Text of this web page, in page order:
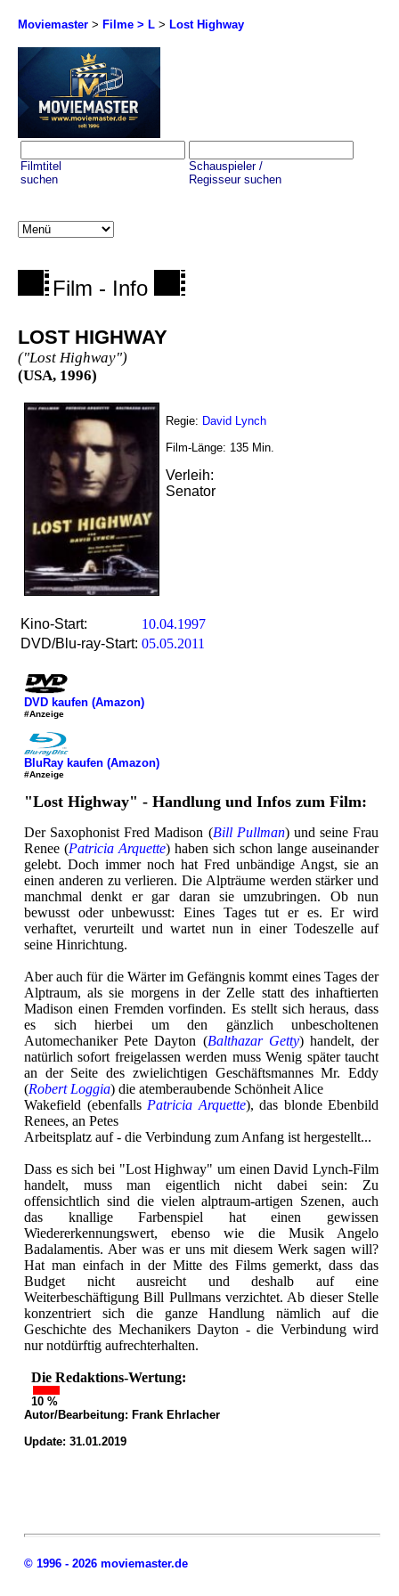
Moviemaster > Filme > L > Lost Highway
Filmtitel
suchen
Schauspieler /
Regisseur suchen
Film - Info
LOST HIGHWAY
("Lost Highway")
(USA, 1996)
Regie: David Lynch
Film-Länge: 135 Min.
Verleih:
Senator
Kino-Start:
10.04.1997
DVD/Blu-ray-Start: 05.05.2011
DVD kaufen (Amazon)
#Anzeige
BluRay kaufen (Amazon)
#Anzeige
"Lost Highway" - Handlung und Infos zum Film:
Der Saxophonist Fred Madison (Bill Pullman) und seine Frau
Renee (Patricia Arquette) haben sich schon lange auseinander
gelebt. Doch immer noch hat Fred unbändige Angst, sie an
einen anderen zu verlieren. Die Alpträume werden stärker und
manchmal denkt er gar daran sie umzubringen. Ob nun
bewusst oder unbewusst: Eines Tages tut er es. Er wird
verhaftet, verurteilt und wartet nun in einer Todeszelle auf
seine Hinrichtung.
Aber auch für die Wärter im Gefängnis kommt eines Tages der
Alptraum, als sie morgens in der Zelle statt des inhaftierten
Madison einen Fremden vorfinden. Es stellt sich heraus, dass
es sich hierbei um den gänzlich unbescholtenen
Automechaniker Pete Dayton (Balthazar Getty) handelt, der
natürlich sofort freigelassen werden muss Wenig später taucht
an der Seite des zwielichtigen Geschäftsmannes Mr. Eddy
(Robert Loggia) die atemberaubende Schönheit Alice
Wakefield (ebenfalls Patricia Arquette), das blonde Ebenbild
Renees, an Petes
Arbeitsplatz auf - die Verbindung zum Anfang ist hergestellt...
Dass es sich bei "Lost Highway" um einen David Lynch-Film
handelt, muss man eigentlich nicht dabei sein: Zu
offensichtlich sind die vielen alptraum-artigen Szenen, auch
das knallige Farbenspiel hat einen gewissen
Wiedererkennungswert, ebenso wie die Musik Angelo
Badalamentis. Aber was er uns mit diesem Werk sagen will?
Hat man einfach in der Mitte des Films gemerkt, dass das
Budget nicht ausreicht und deshalb auf eine
Weiterbeschäftigung Bill Pullmans verzichtet. Ab dieser Stelle
konzentriert sich die ganze Handlung nämlich auf die
Geschichte des Mechanikers Dayton - die Verbindung wird
nur notdürftig aufrechterhalten.
Die Redaktions-Wertung:
10 %
Autor/Bearbeitung: Frank Ehrlacher
Update: 31.01.2019
© 1996 - 2026 moviemaster.de